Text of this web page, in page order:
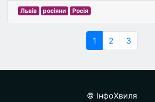
Львів росіяни Росія
1 2 3
© ІнфоХвиля